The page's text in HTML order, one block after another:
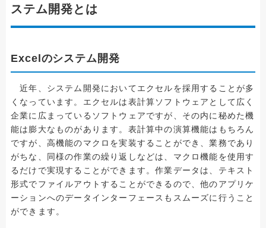
ステム開発とは
Excelのシステム開発
近年、システム開発においてエクセルを採用することが多
くなっています。エクセルは表計算ソフトウェアとして広く
企業に広まっているソフトウェアですが、その内に秘めた機
能は膨大なものがあります。表計算中の演算機能はもちろん
ですが、高機能のマクロを実装することができ、業務であり
がちな、同様の作業の繰り返しなどは、マクロ機能を使用す
るだけで実現することができます。作業データは、テキスト
形式でファイルアウトすることができるので、他のアプリケ
ーションへのデータインターフェースもスムーズに行うこと
ができます。